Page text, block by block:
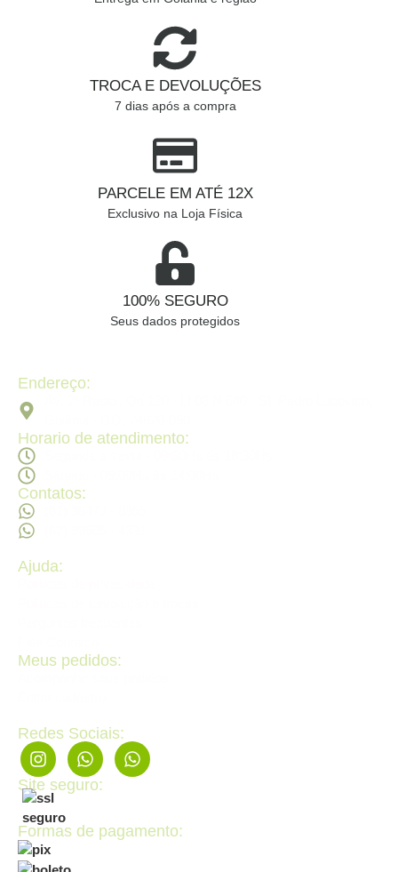
TROCA E DEVOLUÇÕES
7 dias após a compra
PARCELE EM ATÉ 12X
Exclusivo na Loja Física
100% SEGURO
Seus dados protegidos
Endereço:
Horario de atendimento:
Contatos:
Ajuda:
Meus pedidos:
Redes Sociais:
Site seguro:
Formas de pagamento: